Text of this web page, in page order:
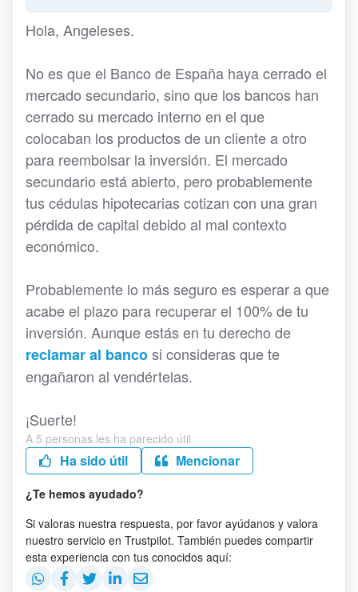
Hola, Angeleses.
No es que el Banco de España haya cerrado el
mercado secundario, sino que los bancos han
cerrado su mercado interno en el que
colocaban los productos de un cliente a otro
para reembolsar la inversión. El mercado
secundario está abierto, pero probablemente
tus cédulas hipotecarias cotizan con una gran
pérdida de capital debido al mal contexto
económico.
Probablemente lo más seguro es esperar a que
acabe el plazo para recuperar el 100% de tu
inversión. Aunque estás en tu derecho de
reclamar al bancosi consideras que te
engañaron al vendértelas.
¡Suerte!
A 5 personas les ha parecido útil
Ha sido útil Mencionar
¿Te hemos ayudado?
Si valoras nuestra respuesta, por favor ayúdanos y valora
nuestro servicio en Trustpilot. También puedes compartir
esta experiencia con tus conocidos aquí: